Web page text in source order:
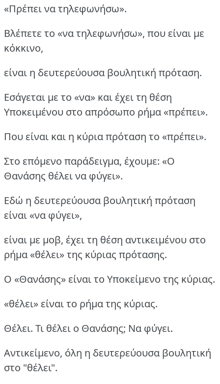
«Πρέπει να τηλεφωνήσω».
Βλέπετε το «να τηλεφωνήσω», που είναι με
κόκκινο,
είναι η δευτερεύουσα βουλητική πρόταση.
Εσάγεται με το «να» και έχει τη θέση
Υποκειμένου στο απρόσωπο ρήμα «πρέπει».
Που είναι και η κύρια πρόταση το «πρέπει».
Στο επόμενο παράδειγμα, έχουμε: «Ο
Θανάσης θέλει να φύγει».
Εδώ η δευτερεύουσα βουλητική πρόταση
είναι «να φύγει»,
είναι με μοβ, έχει τη θέση αντικειμένου στο
ρήμα «θέλει» της κύριας πρότασης.
Ο «Θανάσης» είναι το Υποκείμενο της κύριας.
«θέλει» είναι το ρήμα της κύριας.
Θέλει. Τι θέλει ο Θανάσης; Να φύγει.
Αντικείμενο, όλη η δευτερεύουσα βουλητική
στο "θέλει".